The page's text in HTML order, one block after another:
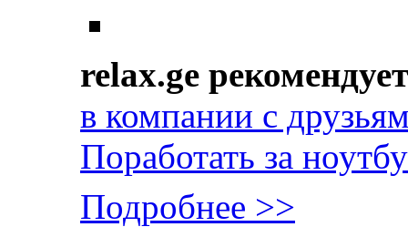
relax.ge рекомендует
в компании с
Поработать за
Подробнее >>